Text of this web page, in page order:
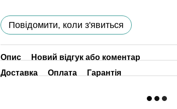
Повідомити, коли з'явиться
Опис
Новий відгук або коментар
Доставка
Оплата Гарантія